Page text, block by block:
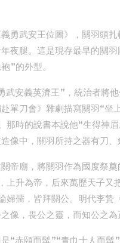
勇武安王位圖》，關羽頭
夜腿。這是現存最早的關
”的外型。
武安義英濟王”，統治者將
單刀會》雜劇描寫關羽“坐
那時的說書本說他“生得神
像中，關羽所持之器有刀、
帝廟，將關羽作為國度祭
上升為帝，后來萬歷天子
婦孺，皆拜關公。明代李
像，畏公之靈，而知公之